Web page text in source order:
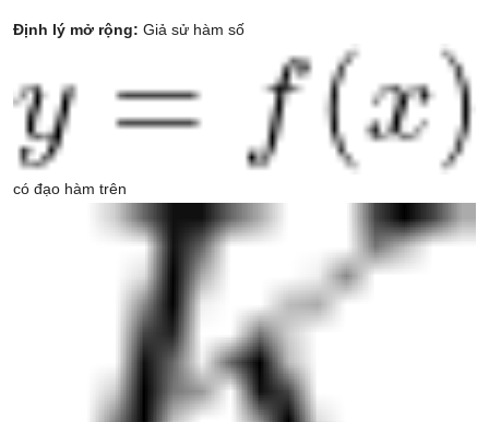
Định lý mở rộng: Giả sử hàm số
có đạo hàm trên